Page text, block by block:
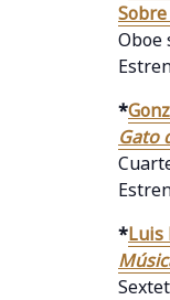
Oboe
*
Gato
*Luis